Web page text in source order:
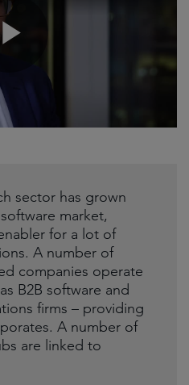
sector has grown
market,
for a lot of
A number of
companies operate
B2B software and
firms – providing
A number of
are linked to